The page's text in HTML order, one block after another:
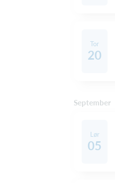
Tor
20
September
Lør
05